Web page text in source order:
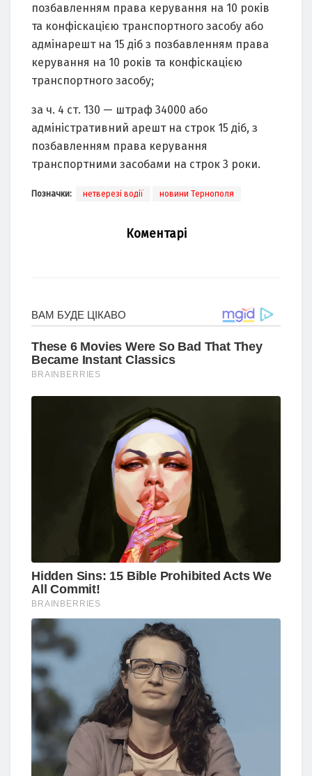
позбавленням права керування на 10 років
та конфіскацією транспортного засобу або
адмінарешт на 15 діб з позбавленням права
керування на 10 років та конфіскацією
транспортного засобу;
за ч. 4 ст. 130 — штраф 34000 або
адміністративний арешт на строк 15 діб, з
позбавленням права керування
транспортними засобами на строк 3 роки.
Позначки: нетверезі водії новини Тернополя
Коментарі